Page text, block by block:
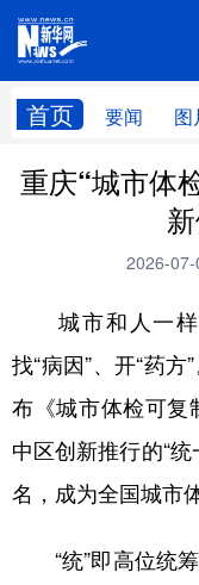
首页 要闻 图
重庆“城市体
2026-
城市和人一样
找“病因”、开“药
布《城市体检可复
中区创新推行的“
名，成为全国城市
“统”即高位统筹